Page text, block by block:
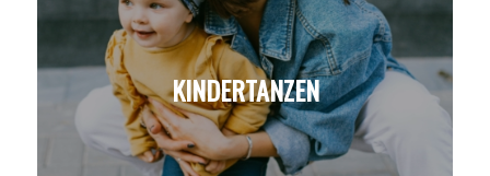
KINDERTANZEN